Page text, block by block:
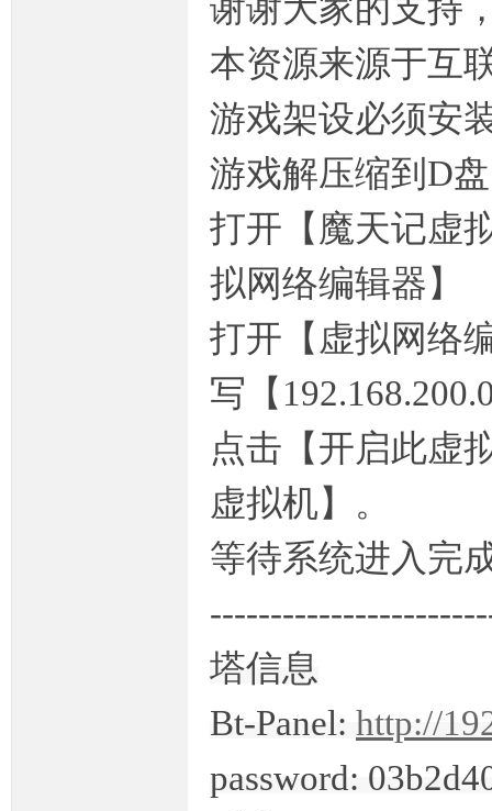
谢谢大家的支持
本资源来源于互
游戏架设必须安
游戏解压缩到D
打开【魔天记虚
拟网络编辑器】
打开【虚拟网络
写【
点击【开启此虚
虚拟机】。
等待系统进入完
塔信息
Bt-Panel: http://
password: